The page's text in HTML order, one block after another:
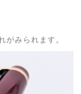
がみられます。